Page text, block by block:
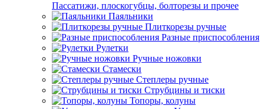
Пассатижи, плоскогубцы, болторезы и прочее
Паяльники
Плиткорезы ручные
Разные приспособления
Рулетки
Ручные ножовки
Стамески
Степлеры ручные
Струбцины и тиски
Топоры, колуны